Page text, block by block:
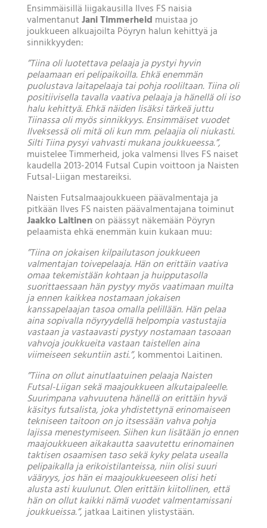
Ensimmäisillä liigakausilla Ilves FS naisia
valmentanutJani Timmerheid muistaa jo
joukkueen alkuajoilta Pöyryn halun kehittyä ja
sinnikkyyden:
”Tiina oli luotettava pelaaja ja pystyi hyvin
pelaamaan eri pelipaikoilla. Ehkä enemmän
puolustava laitapelaaja tai pohja rooliltaan. Tiina oli
positiivisella tavalla vaativa pelaaja ja hänellä oli iso
halu kehittyä. Ehkä näiden lisäksi tärkeä juttu
Tiinassa oli myös sinnikkyys. Ensimmäiset vuodet
Ilveksessä oli mitä oli kun mm. pelaajia oli niukasti.
Silti Tiina pysyi vahvasti mukana joukkueessa.”,
muistelee Timmerheid, joka valmensi Ilves FS naiset
kaudella 2013-2014 Futsal Cupin voittoon ja Naisten
Futsal-Liigan mestareiksi.
Naisten Futsalmaajoukkueen päävalmentaja ja
pitkään Ilves FS naisten päävalmentajana toiminut
Jaakko Laitinenon päässyt näkemään Pöyryn
pelaamista ehkä enemmän kuin kukaan muu:
”Tiina on jokaisen kilpailutason joukkueen
valmentajan toivepelaaja. Hän on erittäin vaativa
omaa tekemistään kohtaan ja huipputasolla
suorittaessaan hän pystyy myös vaatimaan muilta
ja ennen kaikkea nostamaan jokaisen
kanssapelaajan tasoa omalla pelillään. Hän pelaa
aina sopivalla nöyryydellä helpompia vastustajia
vastaan ja vastaavasti pystyy nostamaan tasoaan
vahvoja joukkueita vastaan taistellen aina
viimeiseen sekuntiin asti.”, kommentoi Laitinen.
”Tiina on ollut ainutlaatuinen pelaaja Naisten
Futsal-Liigan sekä maajoukkueen alkutaipaleelle.
Suurimpana vahvuutena hänellä on erittäin hyvä
käsitys futsalista, joka yhdistettynä erinomaiseen
tekniseen taitoon on jo itsessään vahva pohja
lajissa menestymiseen. Siihen kun lisätään jo ennen
maajoukkueen aikakautta saavutettu erinomainen
taktisen osaamisen taso sekä kyky pelata usealla
pelipaikalla ja erikoistilanteissa, niin olisi suuri
vääryys, jos hän ei maajoukkueeseen olisi heti
alusta asti kuulunut. Olen erittäin kiitollinen, että
hän on ollut kaikki nämä vuodet valmentamissani
joukkueissa.”, jatkaa Laitinen ylistystään.